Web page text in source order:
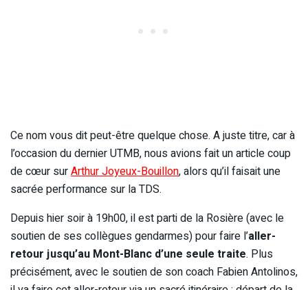
Ce nom vous dit peut-être quelque chose. A juste titre, car à
l’occasion du dernier UTMB, nous avions fait un article coup
de cœur surArthur Joyeux-Bouillon, alors qu’il faisait une
sacrée performance sur la TDS.
Depuis hier soir à 19h00, il est parti de la Rosière (avec le
soutien de ses collègues gendarmes) pour faire l’aller-
retour jusqu’au Mont-Blanc d’une seule traite. Plus
précisément, avec le soutien de son coach Fabien Antolinos,